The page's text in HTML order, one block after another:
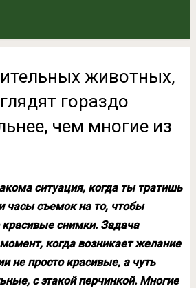
животных,
гораздо
чем многие из
ситуация, когда ты тратишь
часы съемок на то, чтобы
красивые снимки. Задача
когда возникает желание
не просто красивые, а чуть
с этакой перчинкой. Многие